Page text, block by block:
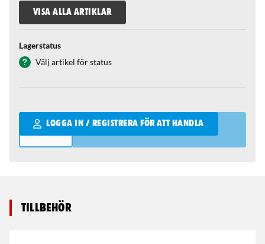
VISA ALLA ARTIKLAR
Lagerstatus
Välj artikel för status
LOGGA IN / REGISTRERA FÖR ATT HANDLA
Qantity
Tillbehör